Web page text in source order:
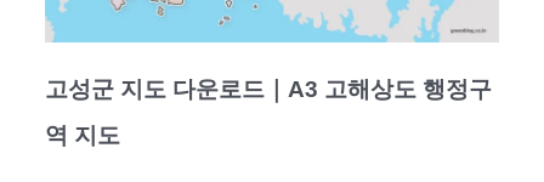
고성군 지도 다운로드｜A3 고해상도 행정구
역 지도